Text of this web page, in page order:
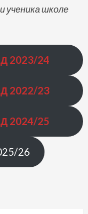
ученика школе
2023/24
2022/23
2024/25
26